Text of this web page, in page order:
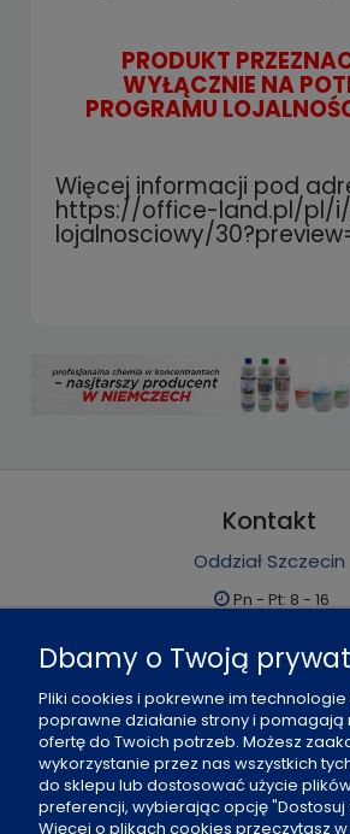
PRODUKT
WYŁĄCZNIE NA
PROGRAMU
Więcej informacji pod
https://office-land.pl/pl/
lojalnosciowy/
Kontakt
Oddział Szczecin
Pn - Pt: 8 - 16
91 484 07 06
biuro@office-
Fax: 91 484 49 27
Dbamy o Twoją
Pliki cookies i pokrewne im
poprawne działanie strony i
ofertę do Twoich potrzeb. Możesz
wykorzystanie przez nas wszystkich
do sklepu lub dostosować użycie
preferencji, wybierając opcję "Dostosuj
Więcej o plikach cookies przeczytasz